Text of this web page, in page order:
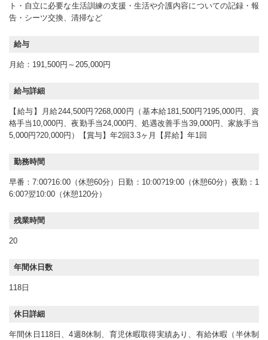
ト・自立に必要な生活訓練の支援・生活や介護内容についての記録・報
告・シーツ交換、清掃など
給与
月給：191,500円～205,000円
給与詳細
【給与】月給244,500円?268,000円（基本給181,500円?195,000円、資
格手当10,000円、夜勤手当24,000円、処遇改善手当39,000円、家族手当
5,000円?20,000円）【賞与】年2回3.3ヶ月【昇給】年1回
勤務時間
早番：7:00?16:00（休憩60分）日勤：10:00?19:00（休憩60分）夜勤：1
6:00?翌10:00（休憩120分）
残業時間
20
年間休日数
118日
休日詳細
年間休日118日、4週8休制、育児休暇取得実績あり、有給休暇（半休制